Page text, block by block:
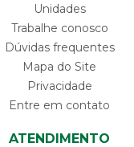
Unidades
Trabalhe conosco
Dúvidas frequentes
Mapa do Site
Privacidade
Entre em contato
ATENDIMENTO